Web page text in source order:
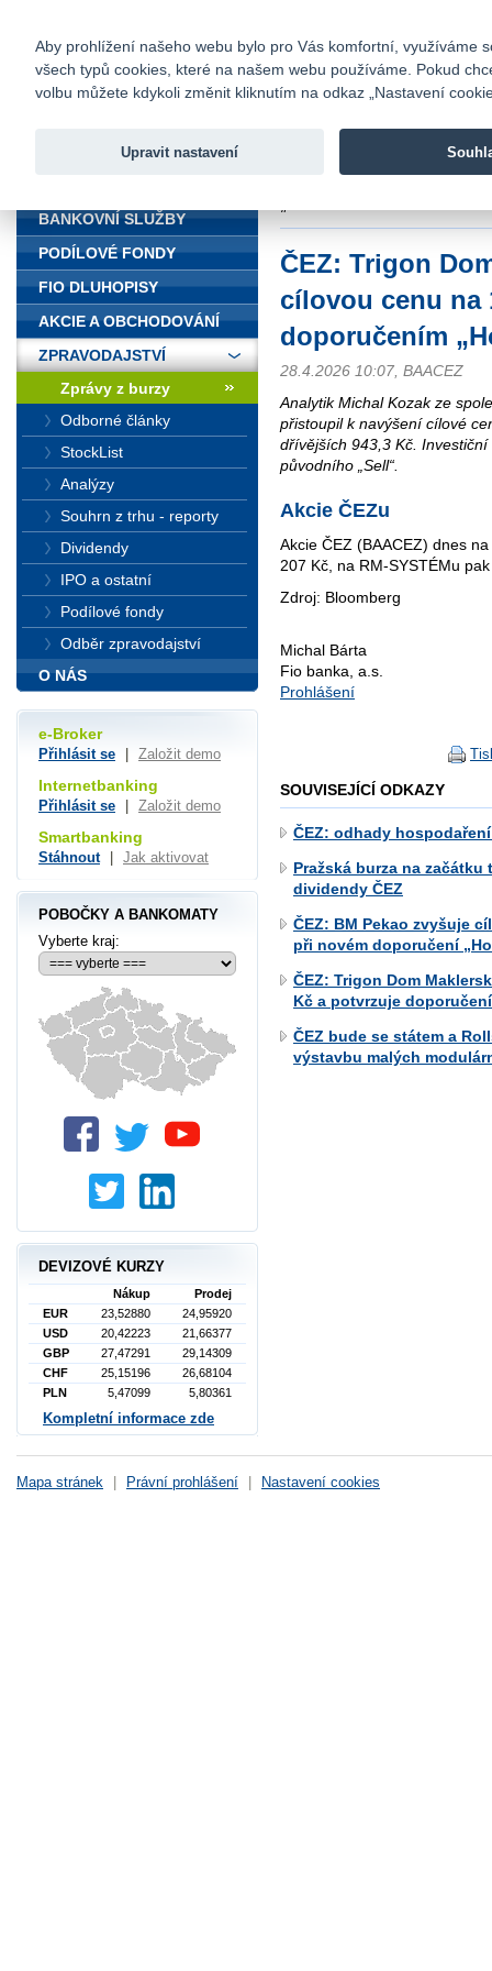
Fio banka
Fio banka
ČEZ: Trigon
cílovou cenu na
doporučením
28.4.2026 10:07, BAACEZ
Analytik Michal Kozak ze
přistoupil k navýšení cílové
dřívějších 943,3 Kč. Investiční
původního „Sell“.
Akcie ČEZu
Akcie ČEZ (BAACEZ) dnes
207 Kč, na RM-SYSTÉMu
Zdroj: Bloomberg
Michal Bárta
Fio banka, a.s.
Prohlášení
SOUVISEJÍCÍ ODKAZY
ČEZ: odhady hospodaření
Pražská burza na
dividendy ČEZ
ČEZ: BM Pekao zvyšuje
při novém doporučení
ČEZ: Trigon Dom
Kč a potvrzuje
ČEZ bude se státem a
výstavbu malých
BANKOVNÍ SLUŽBY
PODÍLOVÉ FONDY
FIO DLUHOPISY
AKCIE A OBCHODOVÁNÍ
ZPRAVODAJSTVÍ
Zprávy z burzy
Odborné články
StockList
Analýzy
Souhrn z trhu - reporty
Dividendy
IPO a ostatní
Podílové fondy
Odběr zpravodajství
O NÁS
e-Broker
Přihlásit se Založit demo
Internetbanking
Přihlásit se Založit demo
Smartbanking
Stáhnout Jak aktivovat
POBOČKY A BANKOMATY
Vyberte kraj:
DEVIZOVÉ KURZY
Nákup
Prodej
EUR
23,52880
24,95920
USD
20,42223
21,66377
GBP
27,47291
29,14309
CHF
25,15196
26,68104
PLN
5,47099 5,80361
Kompletní informace zde
Mapa stránek Právní prohlášení Nastavení cookies
Aby prohlížení našeho webu bylo pro Vás komfortní, využíváme
všech typů cookies, které na našem webu používáme. Pokud
volbu můžete kdykoli změnit kliknutím na odkaz „Nastavení
Upravit nastavení